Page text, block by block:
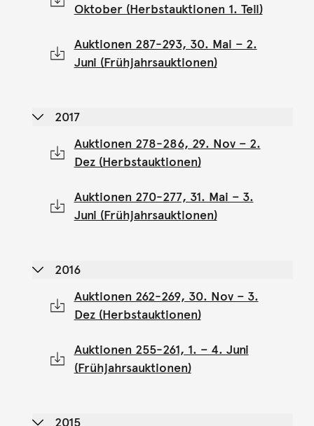
Oktober (Herbstauktionen 1. Teil)
Auktionen 287-293, 30. Mai – 2.
Juni (Frühjahrsauktionen)
2017
Auktionen 278-286, 29. Nov – 2.
Dez (Herbstauktionen)
Auktionen 270-277, 31. Mai – 3.
Juni (Frühjahrsauktionen)
2016
Auktionen 262-269, 30. Nov – 3.
Dez (Herbstauktionen)
Auktionen 255-261, 1. – 4. Juni
(Frühjahrsauktionen)
2015